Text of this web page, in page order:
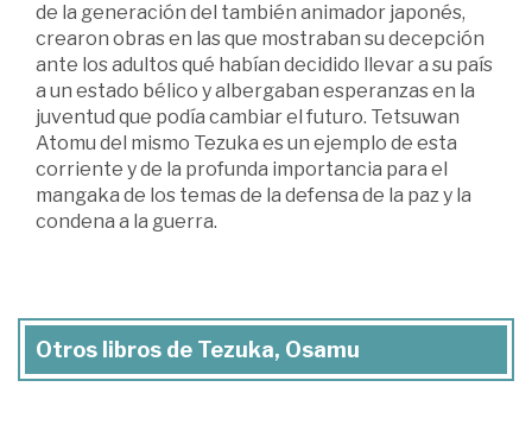
de la generación del también animador japonés,
crearon obras en las que mostraban su decepción
ante los adultos qué habían decidido llevar a su país
a un estado bélico y albergaban esperanzas en la
juventud que podía cambiar el futuro. Tetsuwan
Atomu del mismo Tezuka es un ejemplo de esta
corriente y de la profunda importancia para el
mangaka de los temas de la defensa de la paz y la
condena a la guerra.
Otros libros de Tezuka, Osamu